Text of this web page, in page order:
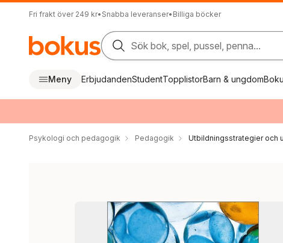
Fri frakt över 249 kr• Snabba leveranser• Billiga böcker
Sök bok, spel, pussel, penna...
Meny ErbjudandenStudentTopplistorBarn & ungdom
Psykologi och pedagogik Pedagogik Utbildningsstrategier och